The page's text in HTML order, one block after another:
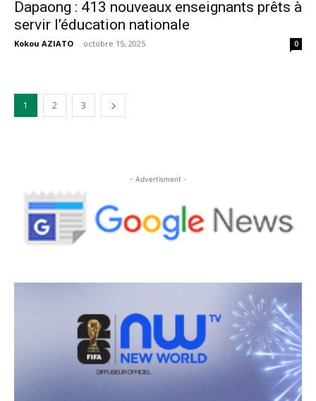
Dapaong : 413 nouveaux enseignants prêts à
servir l’éducation nationale
Kokou AZIATO - octobre 15, 2025 0
1 2 3
- Advertisment -